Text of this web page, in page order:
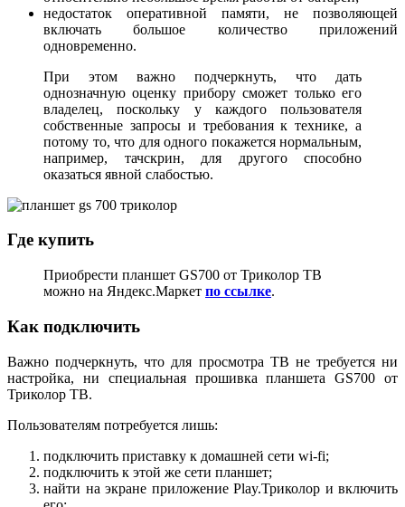
недостаток оперативной памяти, не позволяющей
включать большое количество приложений
одновременно.
При этом важно подчеркнуть, что дать
однозначную оценку прибору сможет только его
владелец, поскольку у каждого пользователя
собственные запросы и требования к технике, а
потому то, что для одного покажется нормальным,
например, тачскрин, для другого способно
оказаться явной слабостью.
Где купить
Приобрести планшет GS700 от Триколор ТВ
можно на Яндекс.Маркет по ссылке.
Как подключить
Важно подчеркнуть, что для просмотра ТВ не требуется ни
настройка, ни специальная прошивка планшета GS700 от
Триколор ТВ.
Пользователям потребуется лишь:
подключить приставку к домашней сети wi-fi;
подключить к этой же сети планшет;
найти на экране приложение Play.Триколор и включить